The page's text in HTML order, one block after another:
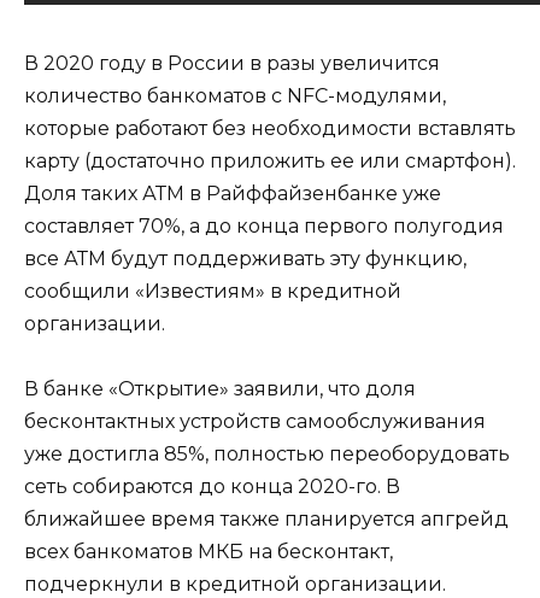
В 2020 году в России в разы увеличится
количество банкоматов с NFC-модулями,
которые работают без необходимости вставлять
карту (достаточно приложить ее или смартфон).
Доля таких АТМ в Райффайзенбанке уже
составляет 70%, а до конца первого полугодия
все АТМ будут поддерживать эту функцию,
сообщили «Известиям» в кредитной
организации.
В банке «Открытие» заявили, что доля
бесконтактных устройств самообслуживания
уже достигла 85%, полностью переоборудовать
сеть собираются до конца 2020-го. В
ближайшее время также планируется апгрейд
всех банкоматов МКБ на бесконтакт,
подчеркнули в кредитной организации.